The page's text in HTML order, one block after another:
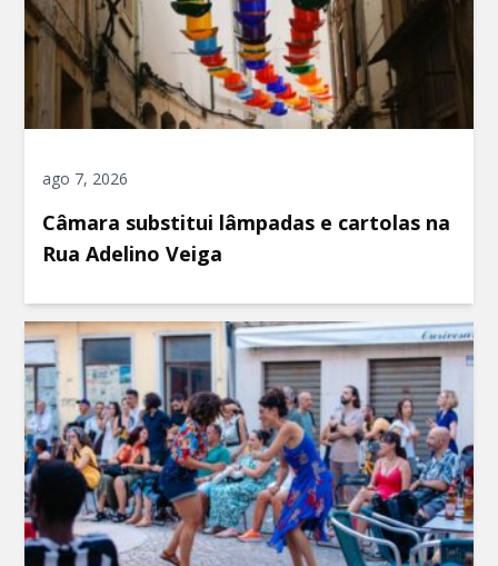
ago 7, 2026
Câmara substitui lâmpadas e cartolas na
Rua Adelino Veiga